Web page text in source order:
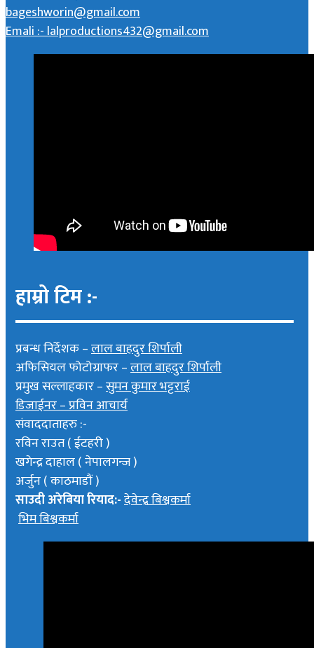
bageshworin@gmail.com
Emali :- lalproductions432@gmail.com
हाम्रो टिम :-
प्रबन्ध निर्देशक –लाल बाहदुर शिर्पाली
अफिसियल फोटोग्राफर –लाल बाहदुर शिर्पाली
प्रमुख सल्लाहकार –सुमन कुमार भट्टराई
डिजाईनर – प्रविन आचार्य
संवाददाताहरु :-
रविन राउत ( ईटहरी )
खगेन्द्र दाहाल ( नेपालगन्ज )
अर्जुन ( काठमाडौं )
साउदी अरेबिया रियाद:-देवेन्द्र बिश्वकर्मा
भिम बिश्वकर्मा